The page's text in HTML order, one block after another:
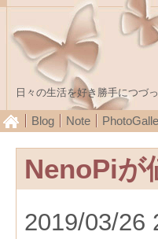
日々の生活を好き勝手につづ
Blog Note
NenoPiが
2019/03/26